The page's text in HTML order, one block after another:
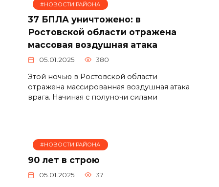
#НОВОСТИ РАЙОНА
37 БПЛА уничтожено: в
Ростовской области отражена
массовая воздушная атака
05.01.2025 380
Этой ночью в Ростовской области
отражена массированная воздушная атака
врага. Начиная с полуночи силами
#НОВОСТИ РАЙОНА
90 лет в строю
05.01.2025 37